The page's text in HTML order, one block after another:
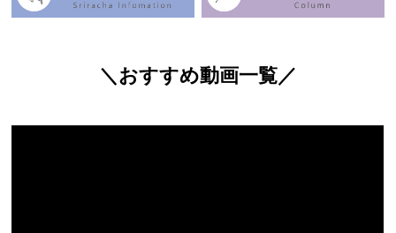
＼おすすめ動画一覧／